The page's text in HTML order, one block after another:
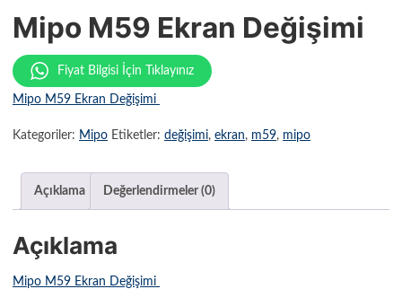
Mipo M59 Ekran Değişimi
Fiyat Bilgisi İçin Tıklayınız
Mipo M59 Ekran Değişimi
Kategoriler: Mipo Etiketler: değişimi, ekran, m59, mipo
Açıklama Değerlendirmeler (0)
Açıklama
Mipo M59 Ekran Değişimi